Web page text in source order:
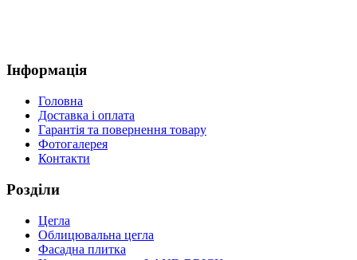
Інформація
Головна
Доставка і оплата
Гарантія та повернення товару
Фотогалерея
Контакти
Розділи
Цегла
Облицювальна цегла
Фасадна плитка